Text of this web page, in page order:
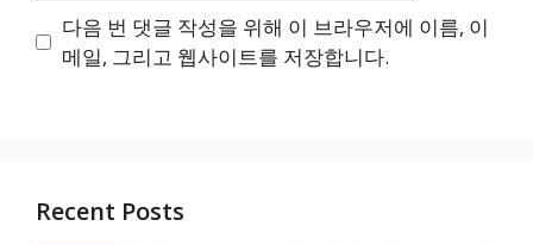
트
다음 번 댓글 작성을 위해 이 브라우저에 이름, 이
메일, 그리고 웹사이트를 저장합니다.
Recent Posts